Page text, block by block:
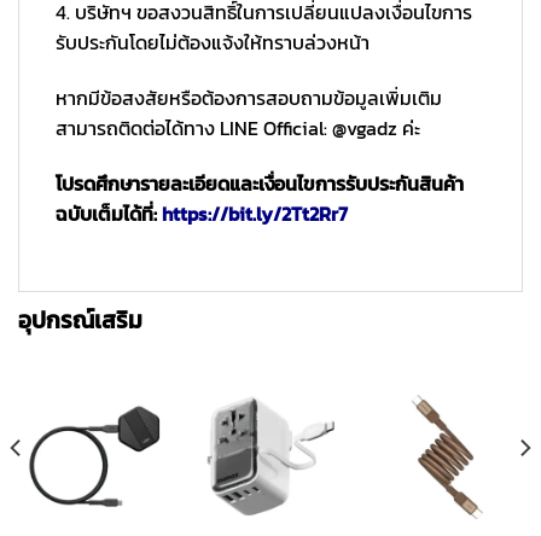
4. บริษัทฯ ขอสงวนสิทธิ์ในการเปลี่ยนแปลงเงื่อนไขการ
รับประกันโดยไม่ต้องแจ้งให้ทราบล่วงหน้า
หากมีข้อสงสัยหรือต้องการสอบถามข้อมูลเพิ่มเติม
สามารถติดต่อได้ทาง LINE Official: @vgadz ค่ะ
โปรดศึกษารายละเอียดและเงื่อนไขการรับประกันสินค้า
ฉบับเต็มได้ที่:https://bit.ly/2Tt2Rr7
อุปกรณ์เสริม